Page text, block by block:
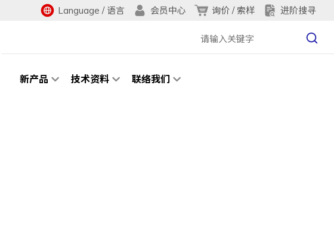
Language / 语言 会员中心 询价 / 索样 进阶搜寻
新产品 技术资料 联络我们